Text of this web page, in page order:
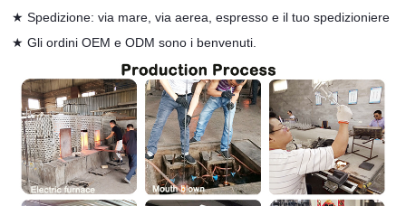
★ Spedizione: via mare, via aerea, espresso e il tuo spedizioniere
★ Gliordini OEM e ODM sono i benvenuti.